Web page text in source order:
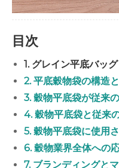
目次
1. グレイン平底バッ
2. 平底穀物袋の構造
3. 穀物平底袋が従来
4. 穀物平底袋と従来
5. 穀物平底袋に使用
6. 穀物業界全体への
7. ブランディングと